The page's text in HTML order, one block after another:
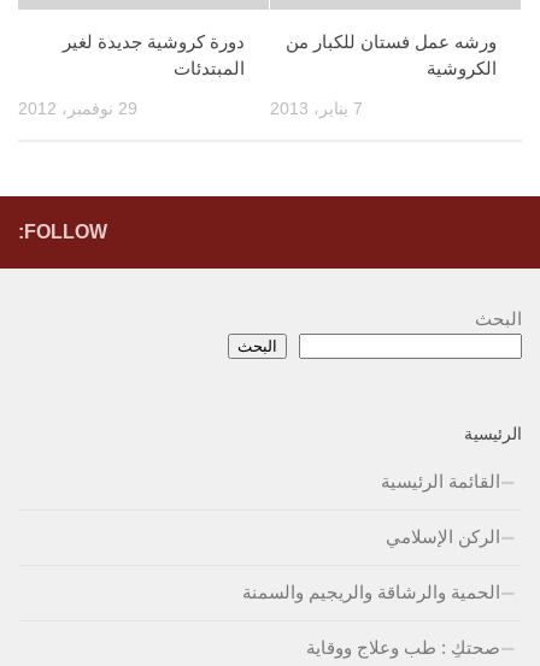
دورة كروشية جديدة لغير
المبتدئات
29 نوفمبر، 2012
ورشه عمل فستان للكبار من
الكروشية
7 يناير، 2013
FOLLOW:
البحث
البحث
الرئيسية
القائمة الرئيسية
الركن الإسلامي
الحمية والرشاقة والريجيم والسمنة
صحتكِ : طب وعلاج ووقاية